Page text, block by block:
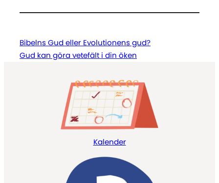
Bibelns Gud eller Evolutionens gud?
Gud kan göra vetefält i din öken
Kalender